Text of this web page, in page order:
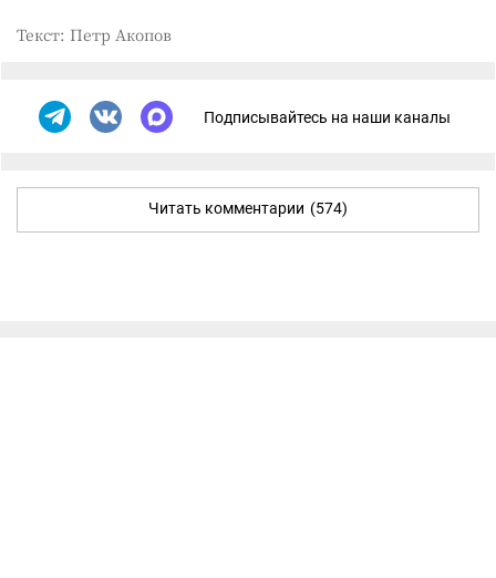
Текст: Петр Акопов
Подписывайтесь на наши каналы
Читать комментарии (574)